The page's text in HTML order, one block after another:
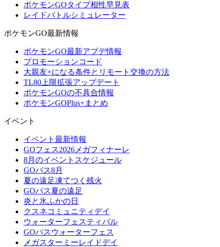
ポケモンGOタイプ相性早見表
レイドバトルシミュレーター
ポケモンGO最新情報
ポケモンGO最新アプデ情報
プロモーションコード
大親友+になる条件とリモート交換の方法
TL80上限拡張アップデート
ポケモンGOの不具合情報
ポケモンGOPlus+まとめ
イベント
イベント最新情報
GOフェス2026メガフィナーレ
8月のイベントスケジュール
GOパス8月
夏の遠足凍てつく残火
GOパス夏の遠足
炎と氷ふかの日
クスネコミュニティデイ
ウォーターフェスティバル
GOパスウォーターフェス
メガスターミーレイドデイ